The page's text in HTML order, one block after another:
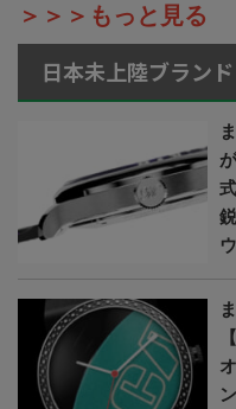
＞＞＞もっと見る
日本未上陸ブランド